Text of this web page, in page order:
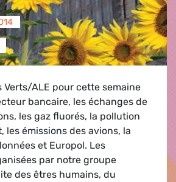
Verts/ALE pour cette semaine
bancaire, les échanges de
les gaz fluorés, la pollution
les émissions des avions, la
et Europol. Les
par notre groupe
des êtres humains, du